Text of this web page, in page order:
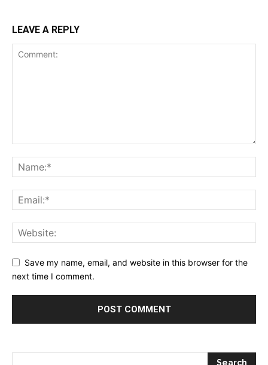
LEAVE A REPLY
Save my name, email, and website in this browser for the
next time I comment.